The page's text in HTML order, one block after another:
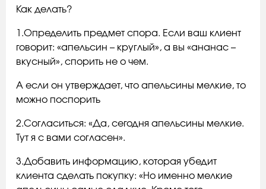
Как делать?
1.Определить предмет спора. Если ваш клиент
говорит: «апельсин – круглый», а вы «ананас –
вкусный», спорить не о чем.
А если он утверждает, что апельсины мелкие, то
можно поспорить
2.Согласиться: «Да, сегодня апельсины мелкие.
Тут я с вами согласен».
3.Добавить информацию, которая убедит
клиента сделать покупку: «Но именно мелкие